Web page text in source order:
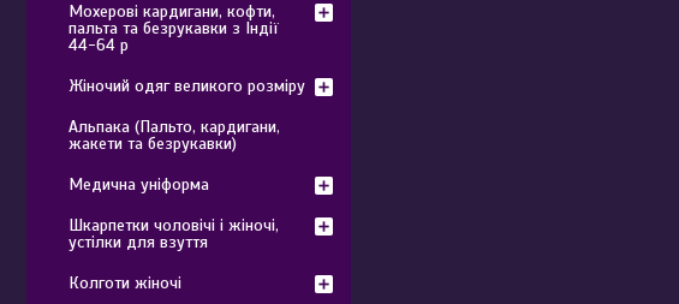
Мохерові кардигани, кофти,
пальта та безрукавки з Індії
44-64 р
Жіночий одяг великого розміру
Альпака (Пальто, кардигани,
жакети та безрукавки)
Медична уніформа
Шкарпетки чоловічі і жіночі,
устілки для взуття
Колготи жіночі